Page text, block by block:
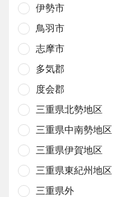
伊勢市
鳥羽市
志摩市
多気郡
度会郡
三重県北勢地区
三重県中南勢地区
三重県伊賀地区
三重県東紀州地区
三重県外